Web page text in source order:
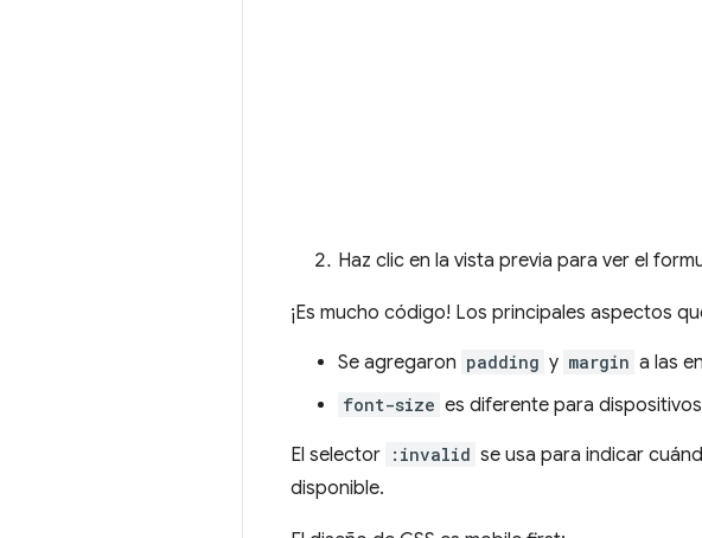
Haz clic en la vista previa para ver el
¡Es mucho código! Los principales aspectos
Se agregaron padding y margin a las
font-size es diferente para
El selector :invalid se usa para indicar
disponible.